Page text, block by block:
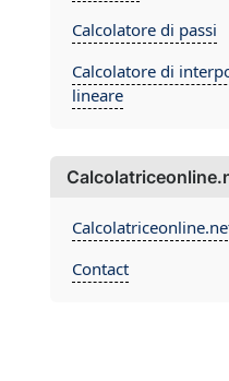
Calcolatore di passi
Calcolatore di
lineare
Contact